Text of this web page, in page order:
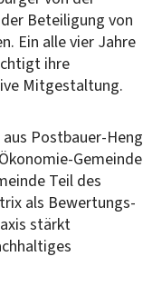
Beteiligung von
Ein alle vier Jahre
ihre
Mitgestaltung.
Postbauer-Heng
Gemeinde
Teil des
als Bewertungs-
stärkt